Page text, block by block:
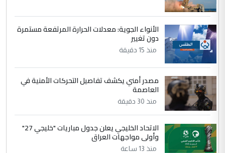
5
التعليق : تحياتي لك استاذ حامدتركان. كلام
دقيق ومسؤول؛ فالاستثمار الحقيقي للإنسان
وثروات البلد يعتمد على الكفاءة ...
الموضوع :
بين الإهمال واغتصاب الأرض.. بلاد
الرافدين تعاني الجفاف والتصحر!!
الأنواء الجوية: معدلات الحرارة المرتفعة مستمرة
دون تغيير
منذ 15 دقيقة
مصدر أمني يكشف تفاصيل التحركات الأمنية في
العاصمة
منذ 30 دقيقة
الاتحاد الخليجي يعلن جدول مباريات "خليجي 27"
وأولى مواجهات العراق
منذ 13 ساعة